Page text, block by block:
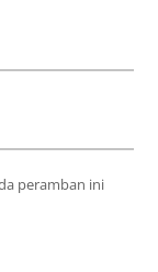
peramban ini